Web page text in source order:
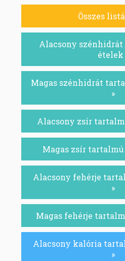
Összes
Alacsony
ételek
Magas szénhidrát
»
Alacsony zsír
Magas zsír
Alacsony fehérje
»
Magas fehérje
Alacsony kalória
»